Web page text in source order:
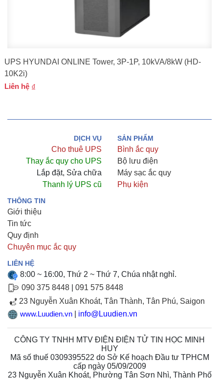
UPS HYUNDAI ONLINE Tower, 3P-1P, 10kVA/8kW (HD-
10K2i)
Liên hệ
DỊCH VỤ
Cho thuê UPS
Thay ắc quy cho UPS
Lắp đặt, Sửa chữa
Thanh lý UPS cũ
SẢN PHẨM
Bình ắc quy
Bộ lưu điện
Máy sạc ắc quy
Phụ kiện
THÔNG TIN
Giới thiệu
Tin tức
Quy định
Chuyên mục ắc quy
LIÊN HỆ
8:00 ~ 16:00, Thứ 2 ~ Thứ 7, Chúa nhật nghỉ.
090 375 8448
091 575 8448
23 Nguyễn Xuân Khoát, Tân Thành, Tân Phú, Saigon
www.Luudien.vn info@Luudien.vn
CÔNG TY TNHH MTV ĐIỆN ĐIỆN TỬ TIN HỌC MINH
HUY
Mã số thuế 0309395522 do Sở Kế hoạch Đầu tư TPHCM
cấp ngày 05/09/2009
23 Nguyễn Xuân Khoát, Phường Tân Sơn Nhì, Thành Phố